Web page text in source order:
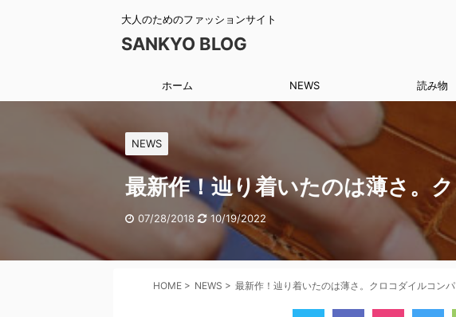
大人のためのファッションサイト
SANKYO BLOG
ホーム NEWS 読み物
NEWS
最新作！辿り着いたのは薄さ。
07/28/2018 10/19/2022
HOME > NEWS > 最新作！辿り着いたのは薄さ。クロコダイルコンパ